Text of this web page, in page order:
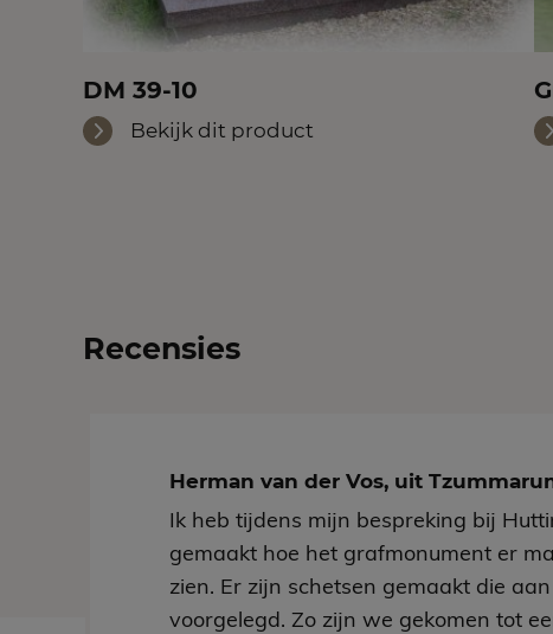
DM 39-10
Bekijk dit product
Recensies
Herman van der Vos, uit
Ik heb tijdens mijn bespreking bij
gemaakt hoe het grafmonument er
zien. Er zijn schetsen gemaakt die
voorgelegd. Zo zijn we gekomen tot